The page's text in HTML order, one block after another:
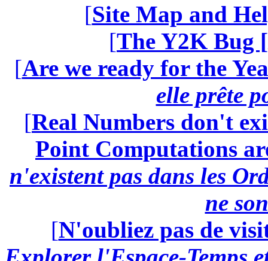
[Site Map and
[The Y2K Bug [
[Are we ready for the
elle prête
[Real Numbers don't
Point Computations
n'existent pas dans les
ne
[N'oubliez pas de